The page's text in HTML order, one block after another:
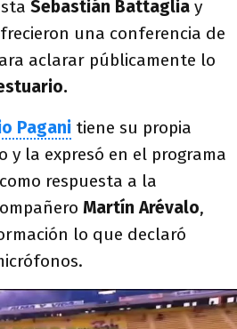
Sebastián Battaglia y
una conferencia de
aclarar públicamente lo
Pagani tiene su propia
la expresó en el programa
como respuesta a la
Martín Arévalo,
lo que declaró